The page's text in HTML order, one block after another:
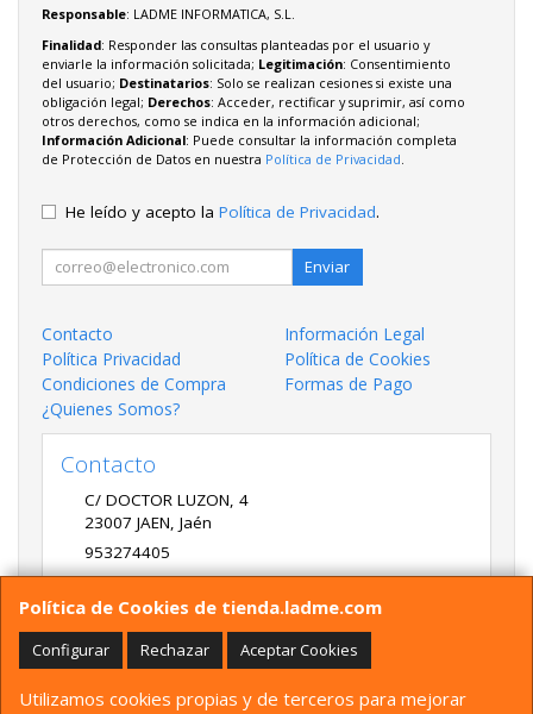
Política de Cookies de tienda.ladme.com
Configurar Rechazar Aceptar Cookies
Utilizamos cookies propias y de terceros para mejorar
Responsable: LADME INFORMATICA, S.L.
Finalidad: Responder las consultas planteadas por el usuario y
enviarle la información solicitada; Legitimación: Consentimiento
del usuario; Destinatarios: Solo se realizan cesiones si existe una
obligación legal; Derechos: Acceder, rectificar y suprimir, así como
otros derechos, como se indica en la información adicional;
Información Adicional: Puede consultar la información completa
de Protección de Datos en nuestra Política de Privacidad.
He leído y acepto la Política de Privacidad.
Enviar
Contacto
Información Legal
Política Privacidad
Política de Cookies
Condiciones de Compra
Formas de Pago
¿Quienes Somos?
Contacto
C/ DOCTOR LUZON, 4
23007 JAEN, Jaén
953274405
LADME@LADME.COM
Horario
9:30 A 14:00 Y 17:00 A 20:00 DE LUNES A VIERNES